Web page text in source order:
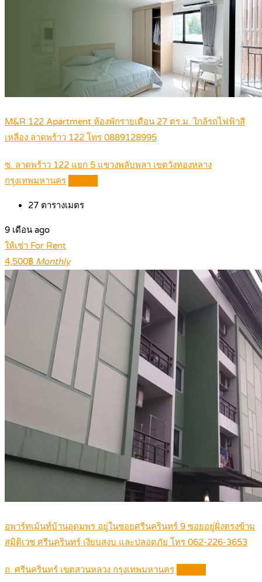
M&R 122 Apartment ห้องพักรายเดือน 27 ตร.ม. ใกล้รถไฟฟ้าสี
เหลือง ลาดพร้าว 122 โทร 0889128995
ซ. ลาดพร้าว 122 แยก 5 แขวงพลับพลา เขตวังทองหลาง
กรุงเทพมหานคร
27 ตารางเมตร
9 เดือน ago
ให้เช่า For Rent
4,500฿ Monthly
อพาร์ทเม้นท์บ้านอุดมพร อยู่ในซอยศรีนครินทร์ 9 ซอยอยู่ฝั่งตรงข้าม
สมิติเวช ศรีนครินทร์ เงียบสงบ และปลอดภัย โทร 062-226-3653
ถ. ศรีนครินทร์ เขตสวนหลวง กรุงเทพมหานคร